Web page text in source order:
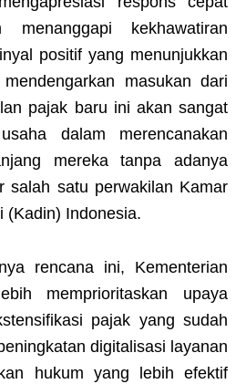
menanggapi kekhawatiran
positif yang menunjukkan
masukan dari
pajak baru ini akan sangat
dalam merencanakan
mereka tanpa adanya
salah satu perwakilan Kamar
(Kadin) Indonesia.
rencana ini, Kementerian
memprioritaskan upaya
pajak yang sudah
digitalisasi layanan
hukum yang lebih efektif